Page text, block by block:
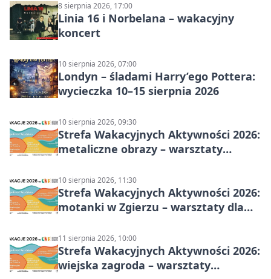
8 sierpnia 2026, 17:00
Linia 16 i Norbelana – wakacyjny
koncert
10 sierpnia 2026, 07:00
Londyn – śladami Harry’ego Pottera:
wycieczka 10–15 sierpnia 2026
10 sierpnia 2026, 09:30
Strefa Wakacyjnych Aktywności 2026:
metaliczne obrazy – warsztaty
10 sierpnia 2026, 11:30
Strefa Wakacyjnych Aktywności 2026:
motanki w Zgierzu – warsztaty dla
11 sierpnia 2026, 10:00
Strefa Wakacyjnych Aktywności 2026:
wiejska zagroda – warsztaty